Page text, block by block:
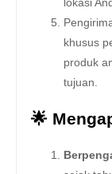
lokasi
khusus
produk
tujuan.
🌟